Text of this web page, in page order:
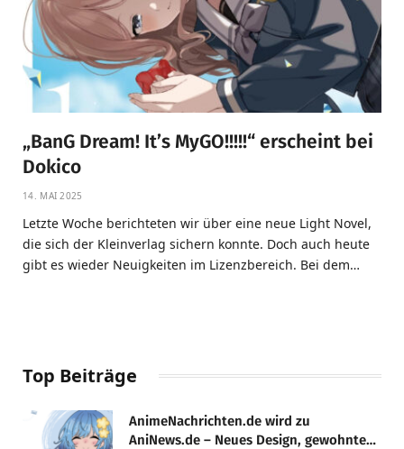
„BanG Dream! It’s MyGO!!!!!“ erscheint bei
Dokico
14. MAI 2025
Letzte Woche berichteten wir über eine neue Light Novel,
die sich der Kleinverlag sichern konnte. Doch auch heute
gibt es wieder Neuigkeiten im Lizenzbereich. Bei dem…
Top Beiträge
AnimeNachrichten.de wird zu
AniNews.de – Neues Design, gewohnte